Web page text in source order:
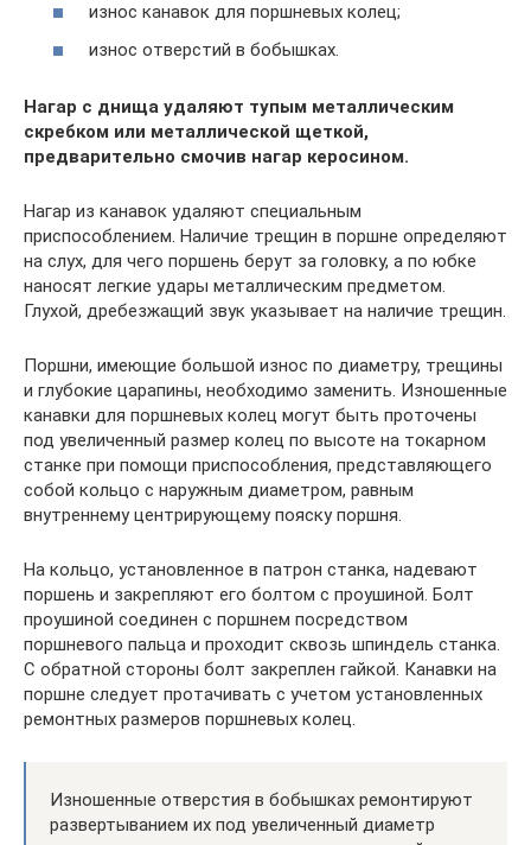
износ канавок для поршневых колец;
износ отверстий в бобышках.
Нагар с днища удаляют тупым металлическим
скребком или металлической щеткой,
предварительно смочив нагар керосином.
Нагар из канавок удаляют специальным
приспособлением. Наличие трещин в поршне определяют
на слух, для чего поршень берут за головку, а по юбке
наносят легкие удары металлическим предметом.
Глухой, дребезжащий звук указывает на наличие трещин.
Поршни, имеющие большой износ по диаметру, трещины
и глубокие царапины, необходимо заменить. Изношенные
канавки для поршневых колец могут быть проточены
под увеличенный размер колец по высоте на токарном
станке при помощи приспособления, представляющего
собой кольцо с наружным диаметром, равным
внутреннему центрирующему пояску поршня.
На кольцо, установленное в патрон станка, надевают
поршень и закрепляют его болтом с проушиной. Болт
проушиной соединен с поршнем посредством
поршневого пальца и проходит сквозь шпиндель станка.
С обратной стороны болт закреплен гайкой. Канавки на
поршне следует протачивать с учетом установленных
ремонтных размеров поршневых колец.
Изношенные отверстия в бобышках ремонтируют
развертыванием их под увеличенный диаметр